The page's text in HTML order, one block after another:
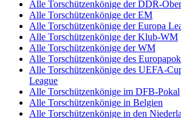
Alle Torschützenkönige der DDR-
Alle Torschützenkönige der EM
Alle Torschützenkönige der Europa
Alle Torschützenkönige der Klub-WM
Alle Torschützenkönige der WM
Alle Torschützenkönige des
Alle Torschützenkönige des UEFA-
League
Alle Torschützenkönige im DFB-Pokal
Alle Torschützenkönige in Belgien
Alle Torschützenkönige in den